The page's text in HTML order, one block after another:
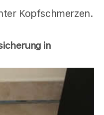
Kopfschmerzen.
in